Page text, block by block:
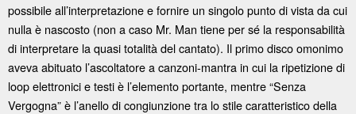
possibile all’interpretazione e fornire un singolo punto di vista da cui
nulla è nascosto (non a caso Mr. Man tiene per sé la responsabilità
di interpretare la quasi totalità del cantato). Il primo disco omonimo
aveva abituato l’ascoltatore a canzoni-mantra in cui la ripetizione di
loop elettronici e testi è l’elemento portante, mentre “Senza
Vergogna” è l’anello di congiunzione tra lo stile caratteristico della